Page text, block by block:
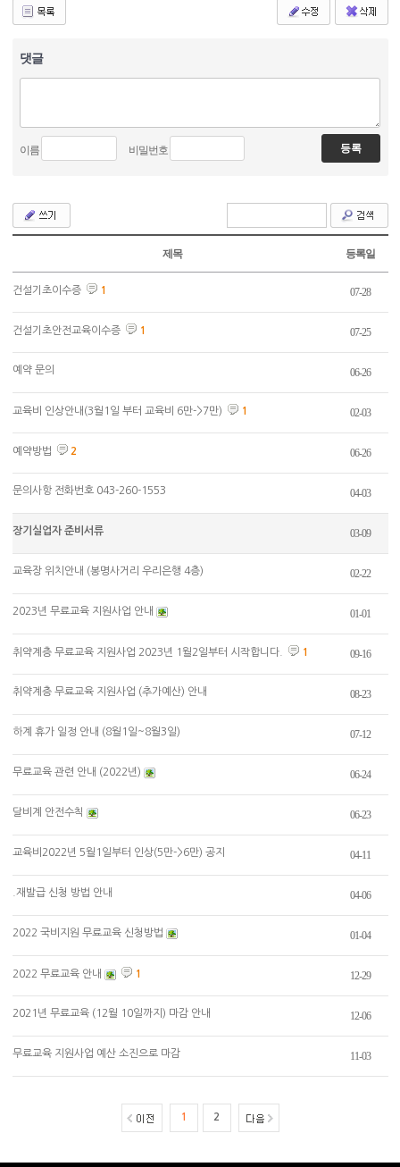
댓글
이름 비밀번호
제목 등록일
건설기초이수증 1 07-28
건설기초안전교육이수증 1 07-25
예약 문의 06-26
교육비 인상안내(3월1일 부터 교육비 6만->7만) 1 02-03
예약방법 2 06-26
문의사항 전화번호 043-260-1553 04-03
장기실업자 준비서류 03-09
교육장 위치안내 (봉명사거리 우리은행 4층) 02-22
2023년 무료교육 지원사업 안내 01-01
취약계층 무료교육 지원사업 2023년 1월2일부터 시작합니다. 1 09-16
취약계층 무료교육 지원사업 (추가예산) 안내 08-23
하계 휴가 일정 안내 (8월1일~8월3일) 07-12
무료교육 관련 안내 (2022년) 06-24
달비계 안전수칙 06-23
교육비2022년 5월1일부터 인상(5만->6만) 공지 04-11
.재발급 신청 방법 안내 04-06
2022 국비지원 무료교육 신청방법 01-04
2022 무료교육 안내 1 12-29
2021년 무료교육 (12월 10일까지) 마감 안내 12-06
무료교육 지원사업 예산 소진으로 마감 11-03
1 2